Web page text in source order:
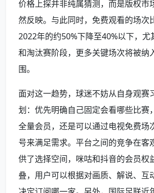
价格上探并非纯属猜测，而是版权市
然反映。与此同时，免费观看的场次
2022年的约50%下降至40%以下，尤
和淘汰赛阶段，更多关键场次将被纳
围。
面对这一趋势，球迷不妨从自身观赛
划：优先明确自己固定会看哪些比赛
全量会员，还是可以通过电视免费场
号来满足需求。平台之间的竞争在客
供了选择空间，咪咕和抖音的会员权
叠，用户可以根据对画质、解说、互